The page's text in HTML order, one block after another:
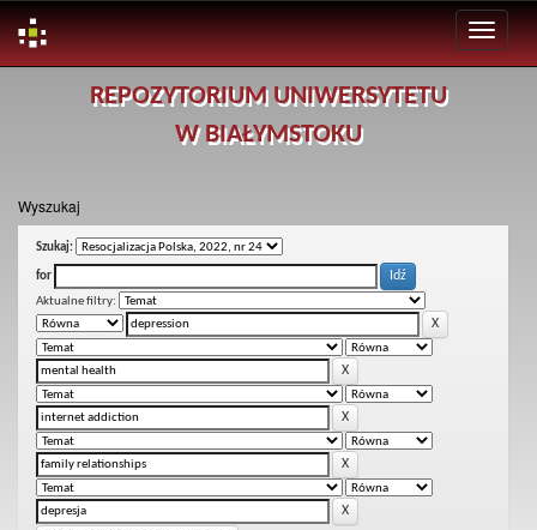
REPOZYTORIUM UNIWERSYTETU
W BIAŁYMSTOKU
Wyszukaj
Szukaj:
for
Aktualne filtry: